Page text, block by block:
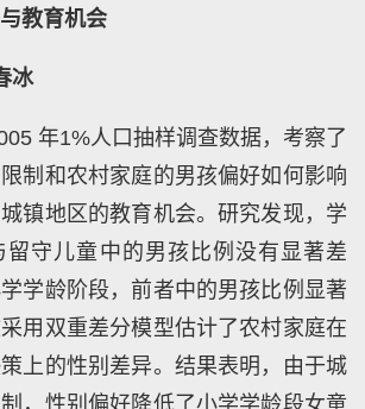
教育机会
冰
年1%人口抽样调查数据，考察了
制和农村家庭的男孩偏好如何影响
镇地区的教育机会。研究发现，学
留守儿童中的男孩比例没有显著差
学龄阶段，前者中的男孩比例显著
用双重差分模型估计了农村家庭在
上的性别差异。结果表明，由于城
，性别偏好降低了小学学龄段女童